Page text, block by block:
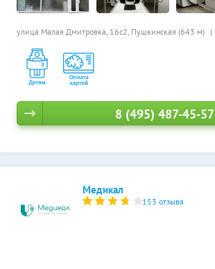
улица Малая Дмитровка, 16с2, Пушкинская (643 м)
8 (495) 487-45-57
Медикал
153 отзыва